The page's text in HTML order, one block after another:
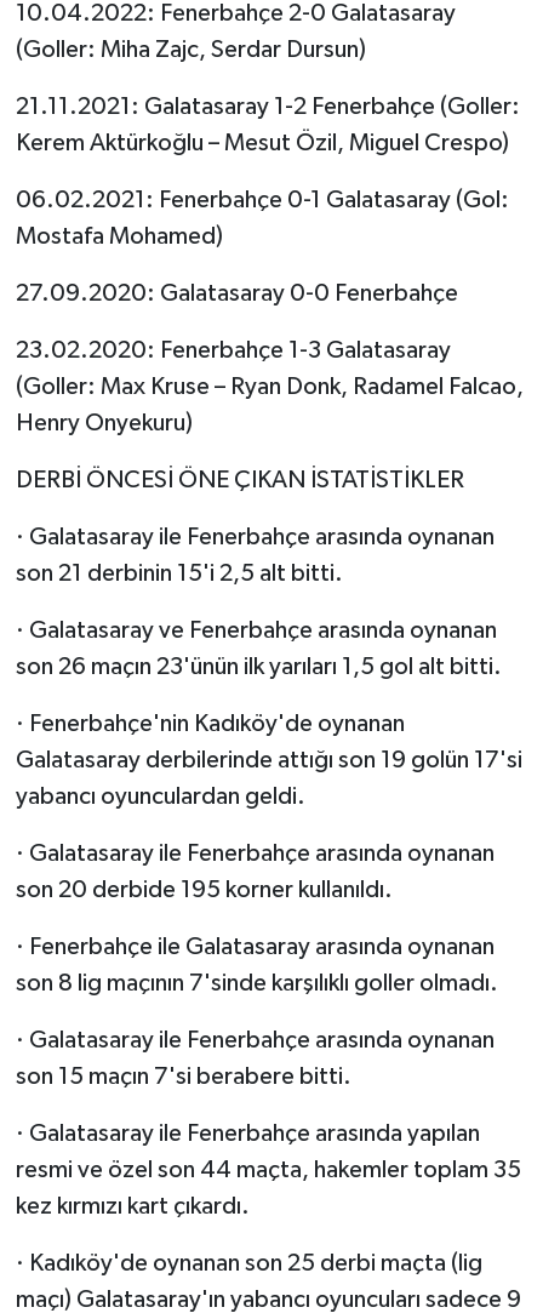
10.04.2022: Fenerbahçe 2-0 Galatasaray
(Goller: Miha Zajc, Serdar Dursun)
21.11.2021: Galatasaray 1-2 Fenerbahçe (Goller:
Kerem Aktürkoğlu – Mesut Özil, Miguel Crespo)
06.02.2021: Fenerbahçe 0-1 Galatasaray (Gol:
Mostafa Mohamed)
27.09.2020: Galatasaray 0-0 Fenerbahçe
23.02.2020: Fenerbahçe 1-3 Galatasaray
(Goller: Max Kruse – Ryan Donk, Radamel Falcao,
Henry Onyekuru)
DERBİ ÖNCESİ ÖNE ÇIKAN İSTATİSTİKLER
· Galatasaray ile Fenerbahçe arasında oynanan
son 21 derbinin 15'i 2,5 alt bitti.
· Galatasaray ve Fenerbahçe arasında oynanan
son 26 maçın 23'ünün ilk yarıları 1,5 gol alt bitti.
· Fenerbahçe'nin Kadıköy'de oynanan
Galatasaray derbilerinde attığı son 19 golün 17'si
yabancı oyunculardan geldi.
· Galatasaray ile Fenerbahçe arasında oynanan
son 20 derbide 195 korner kullanıldı.
· Fenerbahçe ile Galatasaray arasında oynanan
son 8 lig maçının 7'sinde karşılıklı goller olmadı.
· Galatasaray ile Fenerbahçe arasında oynanan
son 15 maçın 7'si berabere bitti.
· Galatasaray ile Fenerbahçe arasında yapılan
resmi ve özel son 44 maçta, hakemler toplam 35
kez kırmızı kart çıkardı.
· Kadıköy'de oynanan son 25 derbi maçta (lig
maçı) Galatasaray'ın yabancı oyuncuları sadece 9